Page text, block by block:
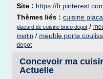
Site : https://
Thèmes liés : cuisine
placard de cuisine brico depot /
merlin / meuble porte
depot
Concevoir ma
Actuelle